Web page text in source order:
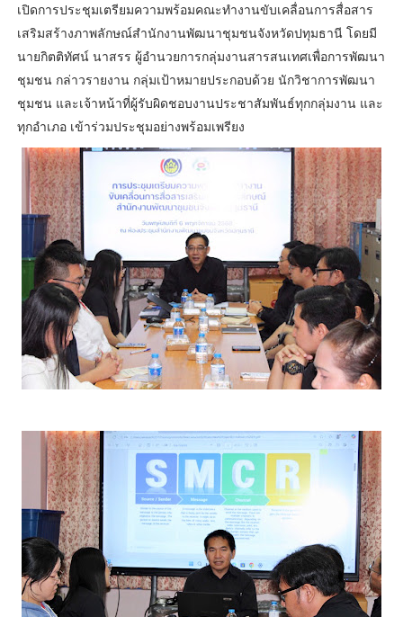
เปิดการประชุมเตรียมความพร้อมคณะทำงานขับเคลื่อนการสื่อสาร
เสริมสร้างภาพลักษณ์สำนักงานพัฒนาชุมชนจังหวัดปทุมธานี โดยมี
นายกิตติทัศน์ นาสรร ผู้อำนวยการกลุ่มงานสารสนเทศเพื่อการพัฒนา
ชุมชน กล่าวรายงาน กลุ่มเป้าหมายประกอบด้วย นักวิชาการพัฒนา
ชุมชน และเจ้าหน้าที่ผู้รับผิดชอบงานประชาสัมพันธ์ทุกกลุ่มงาน และ
ทุกอำเภอ เข้าร่วมประชุมอย่างพร้อมเพรียง